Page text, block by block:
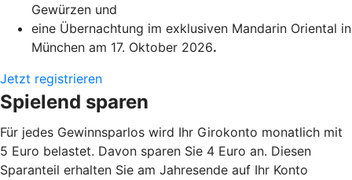
Gewürzen und
eine Übernachtung im exklusiven Mandarin Oriental in
München am 17. Oktober 2026.
Jetzt registrieren
Spielend sparen
Für jedes Gewinnsparlos wird Ihr Girokonto monatlich mit
5 Euro belastet. Davon sparen Sie 4 Euro an. Diesen
Sparanteil erhalten Sie am Jahresende auf Ihr Konto